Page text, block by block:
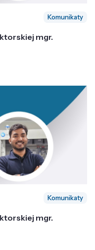
Komunikaty
mgr.
Komunikaty
mgr.